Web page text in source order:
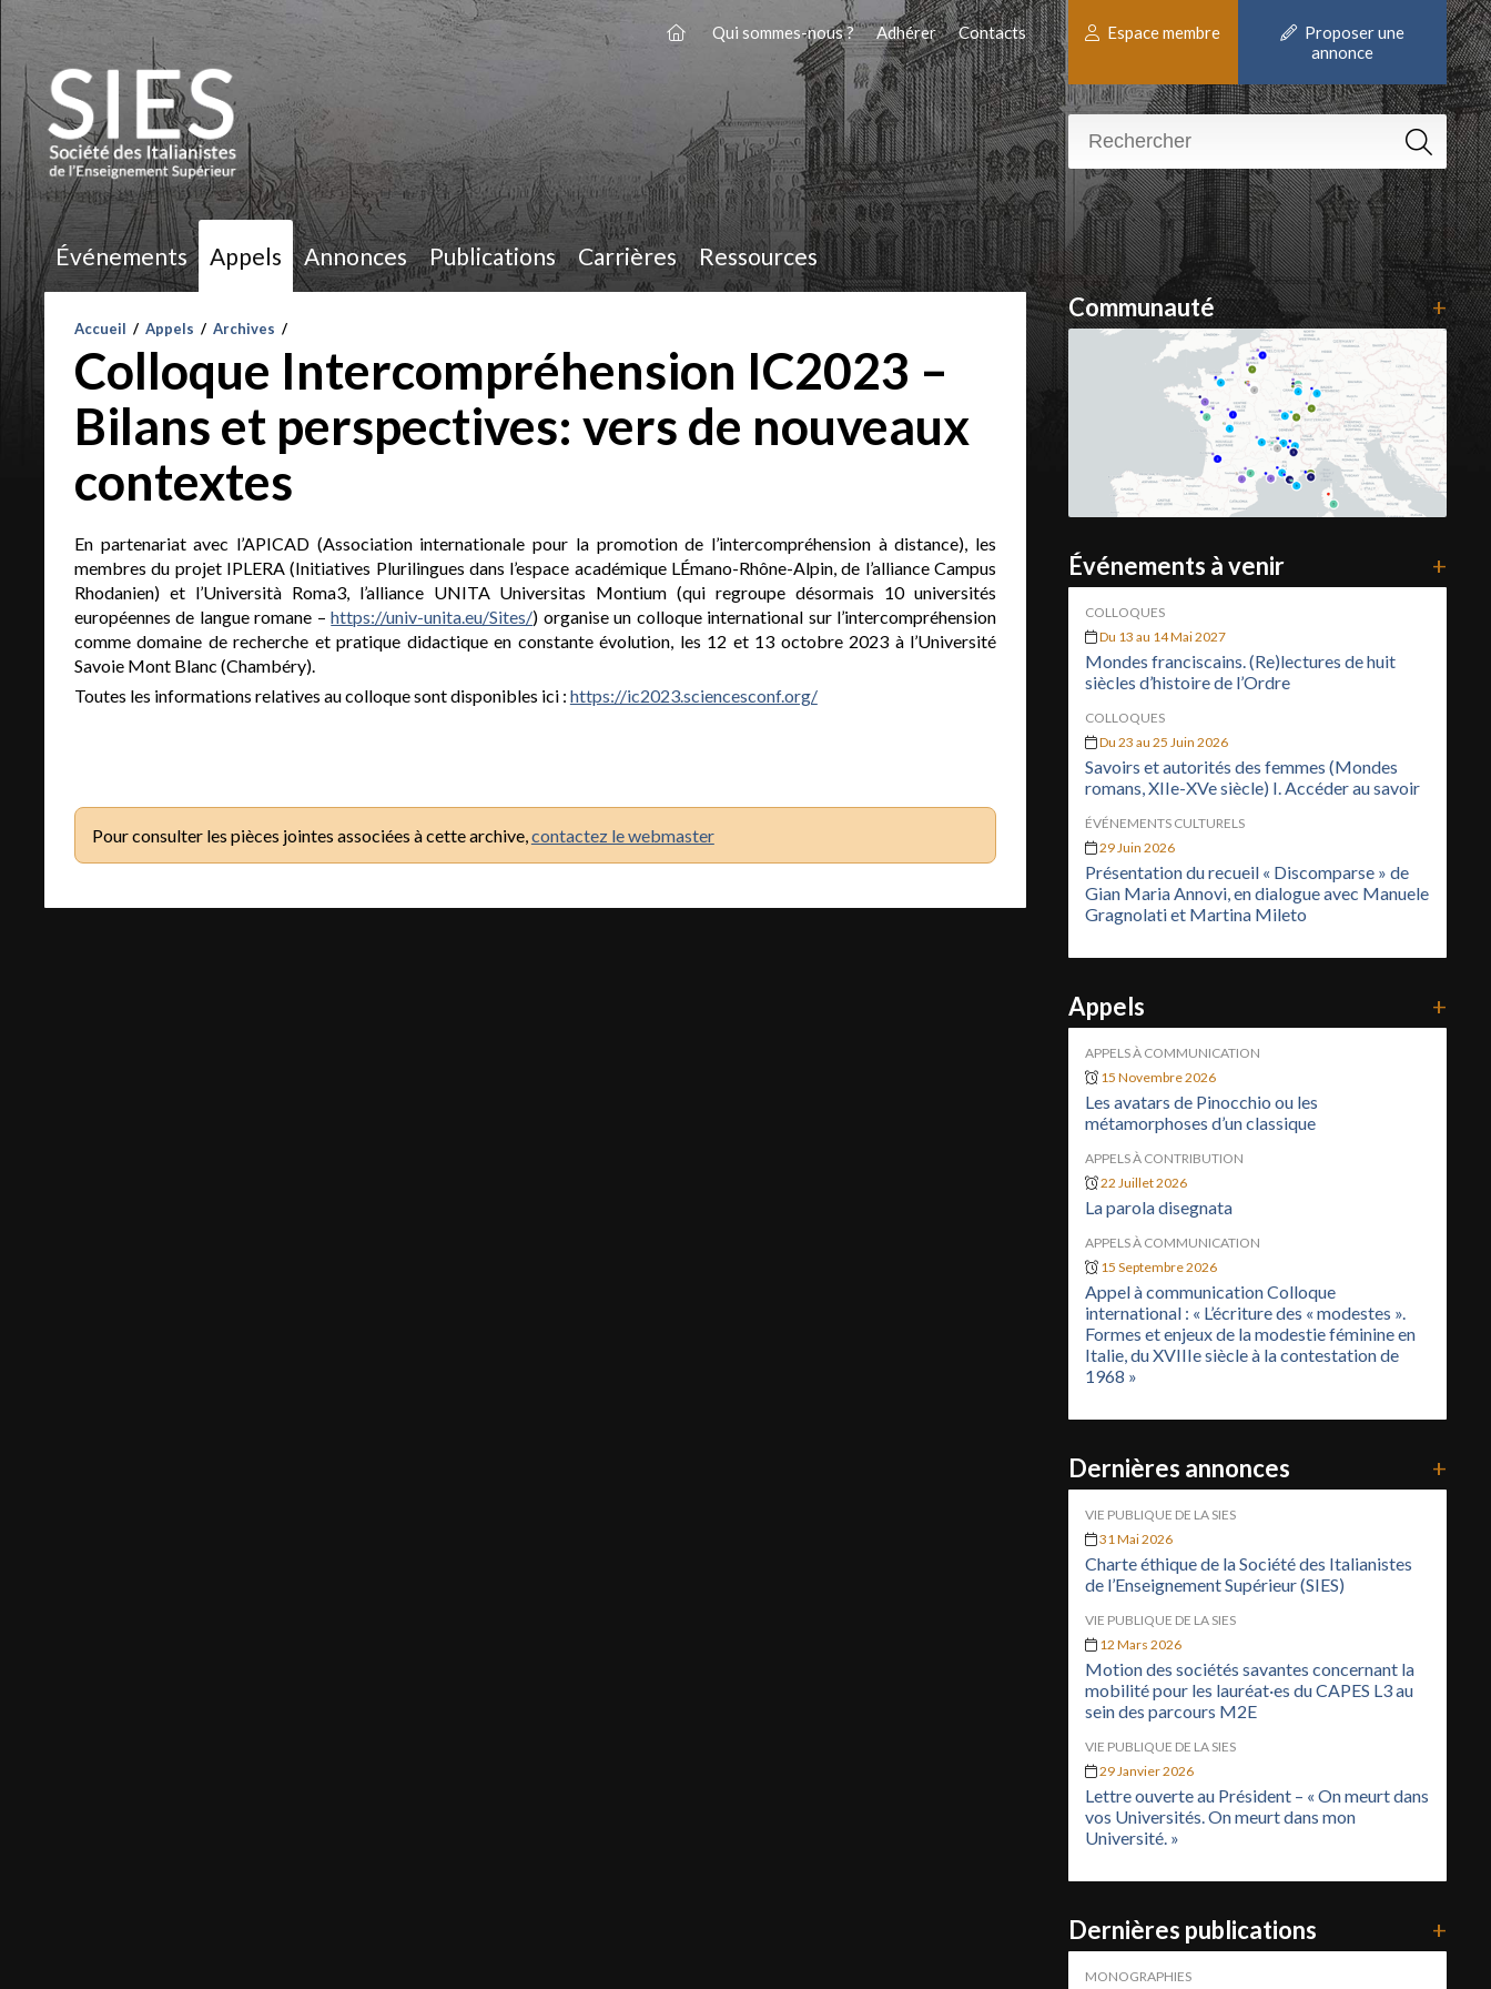
Qui sommes-nous ? Adhérer Contacts
Événements Appels Annonces Publications Carrières Ressources
Espace membre
Proposer une
annonce
Accueil / Appels / Archives /
Colloque Intercompréhension IC2023 –
Bilans et perspectives: vers de nouveaux
contextes
En partenariat avec l’APICAD (Association internationale pour la promotion de l’intercompréhension à distance), les
membres du projet IPLERA (Initiatives Plurilingues dans l’espace académique LÉmano-Rhône-Alpin, de l’alliance Campus
Rhodanien) et l’Università Roma3, l’alliance UNITA Universitas Montium (qui regroupe désormais 10 universités
européennes de langue romane –https://univ-unita.eu/Sites/) organise un colloque international sur l’intercompréhension
comme domaine de recherche et pratique didactique en constante évolution, les 12 et 13 octobre 2023 à l’Université
Savoie Mont Blanc (Chambéry).
Toutes les informations relatives au colloque sont disponibles ici : https://ic2023.sciencesconf.org/
Pour consulter les pièces jointes associées à cette archive, contactez le webmaster
Communauté +
Événements à venir +
COLLOQUES
Du 13 au 14 Mai 2027
Mondes franciscains. (Re)lectures de huit
siècles d’histoire de l’Ordre
COLLOQUES
Du 23 au 25 Juin 2026
Savoirs et autorités des femmes (Mondes
romans, XIIe-XVe siècle) I. Accéder au savoir
ÉVÉNEMENTS CULTURELS
29 Juin 2026
Présentation du recueil « Discomparse » de
Gian Maria Annovi, en dialogue avec Manuele
Gragnolati et Martina Mileto
Appels +
APPELS À COMMUNICATION
15 Novembre 2026
Les avatars de Pinocchio ou les
métamorphoses d’un classique
APPELS À CONTRIBUTION
22 Juillet 2026
La parola disegnata
APPELS À COMMUNICATION
15 Septembre 2026
Appel à communication Colloque
international : « L’écriture des « modestes ».
Formes et enjeux de la modestie féminine en
Italie, du XVIIIe siècle à la contestation de
1968 »
Dernières annonces +
VIE PUBLIQUE DE LA SIES
31 Mai 2026
Charte éthique de la Société des Italianistes
de l’Enseignement Supérieur (SIES)
VIE PUBLIQUE DE LA SIES
12 Mars 2026
Motion des sociétés savantes concernant la
mobilité pour les lauréat·es du CAPES L3 au
sein des parcours M2E
VIE PUBLIQUE DE LA SIES
29 Janvier 2026
Lettre ouverte au Président – « On meurt dans
vos Universités. On meurt dans mon
Université. »
Dernières publications +
MONOGRAPHIES